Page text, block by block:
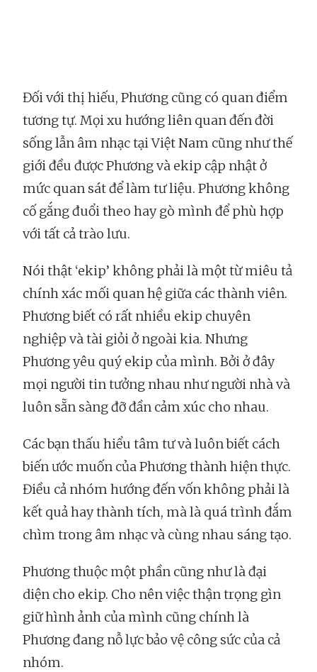
Đối với thị hiếu, Phương cũng có quan điểm
tương tự. Mọi xu hướng liên quan đến đời
sống lẫn âm nhạc tại Việt Nam cũng như thế
giới đều được Phương và ekip cập nhật ở
mức quan sát để làm tư liệu. Phương không
cố gắng đuổi theo hay gò mình để phù hợp
với tất cả trào lưu.
Nói thật ‘ekip’ không phải là một từ miêu tả
chính xác mối quan hệ giữa các thành viên.
Phương biết có rất nhiều ekip chuyên
nghiệp và tài giỏi ở ngoài kia. Nhưng
Phương yêu quý ekip của mình. Bởi ở đây
mọi người tin tưởng nhau như người nhà và
luôn sẵn sàng đỡ đần cảm xúc cho nhau.
Các bạn thấu hiểu tâm tư và luôn biết cách
biến ước muốn của Phương thành hiện thực.
Điều cả nhóm hướng đến vốn không phải là
kết quả hay thành tích, mà là quá trình đắm
chìm trong âm nhạc và cùng nhau sáng tạo.
Phương thuộc một phần cũng như là đại
diện cho ekip. Cho nên việc thận trọng gìn
giữ hình ảnh của mình cũng chính là
Phương đang nỗ lực bảo vệ công sức của cả
nhóm.